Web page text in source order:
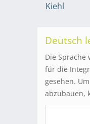
Kiehl
Deutsch
Die Sprache
für die
gesehen.
abzubauen,